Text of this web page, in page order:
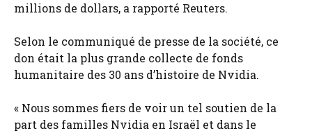
millions de dollars, a rapporté Reuters.
Selon le communiqué de presse de la société, ce
don était la plus grande collecte de fonds
humanitaire des 30 ans d’histoire de Nvidia.
« Nous sommes fiers de voir un tel soutien de la
part des familles Nvidia en Israël et dans le